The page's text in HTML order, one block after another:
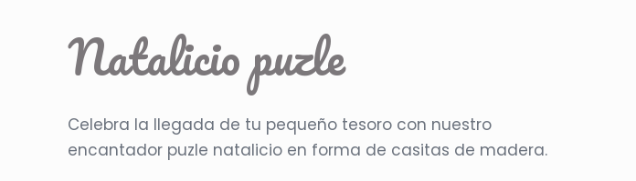
Natalicio puzle
Celebra la llegada de tu pequeño tesoro con nuestro
encantador puzle natalicio en forma de casitas de madera.